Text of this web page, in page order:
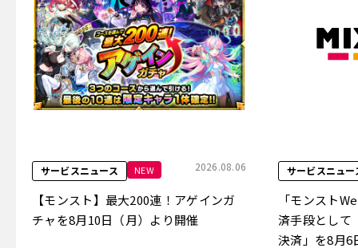
サービスニュース NEW 2026.08.06
【モンスト】最大200連！アゲインガ
チャを8月10日（月）より開催
サービスニュー
「モンスト
済手段として
決済」を8月6